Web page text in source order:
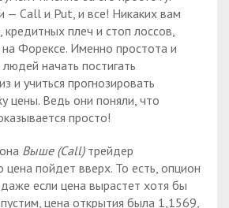
— Call и Put, и все! Никаких вам
плеч и стоп лоссов,
Форексе. Именно простота и
начать постигать
и учиться прогнозировать
цены. Ведь они поняли, что
просто!
Выше (Call)трейдер
цена пойдет вверх. То есть, опцион
если цена вырастет хотя бы
цена открытия была 1,1569,